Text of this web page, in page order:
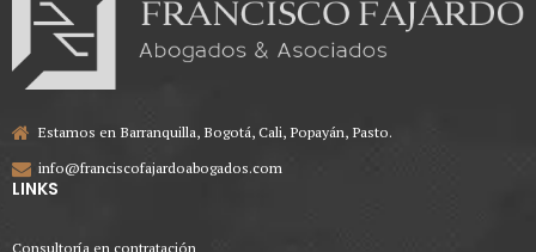
Estamos en Barranquilla, Bogotá, Cali, Popayán, Pasto.
info@franciscofajardoabogados.com
LINKS
Consultoría en contratación